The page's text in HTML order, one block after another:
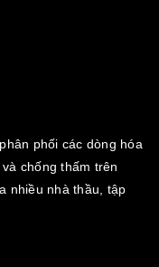
phối các dòng hóa
chống thấm trên
nhiều nhà thầu, tập